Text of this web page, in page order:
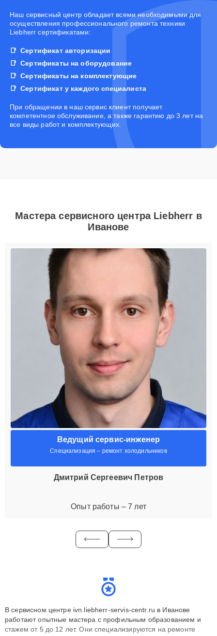
Наш сервисный центр обладает всеми необходимыми для
осуществления профессионального ремонта техники
Liebherr сертификатами:
Сертификат авторизации
Сертификаты на оборудование
Сертификаты на комплектующие
Сертификат у каждого специалиста
При обращении в наш сервис клиент получает
компетентное обслуживание, а также гарантию до 3 лет на
все виды работ и комплектующих.
Мастера сервисного центра Liebherr в
Иванове
Ведущий сервис-инженер
Специализация – ремонт холодильников
Дмитрий Сергеевич Петров
Опыт работы – 7 лет
В сервисном центре ivn.liebherr-servis-centr.ru в Иванове
работают опытные мастера с профильным образованием и
стажем от 5 до 12 лет. Они специализируются на ремонте